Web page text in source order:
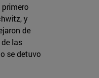
y
de
las
se detuvo